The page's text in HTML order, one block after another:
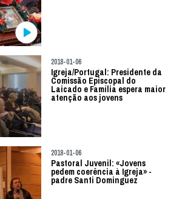
2018-01-06
Igreja/Portugal: Presidente da
Comissão Episcopal do
Laicado e Família espera maior
atenção aos jovens
2018-01-06
Pastoral Juvenil: «Jovens
pedem coerência à Igreja» -
padre Santi Dominguez